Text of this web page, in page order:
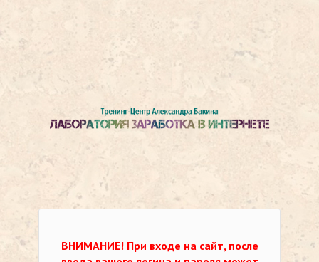
ВНИМАНИЕ! При входе на сайт, после